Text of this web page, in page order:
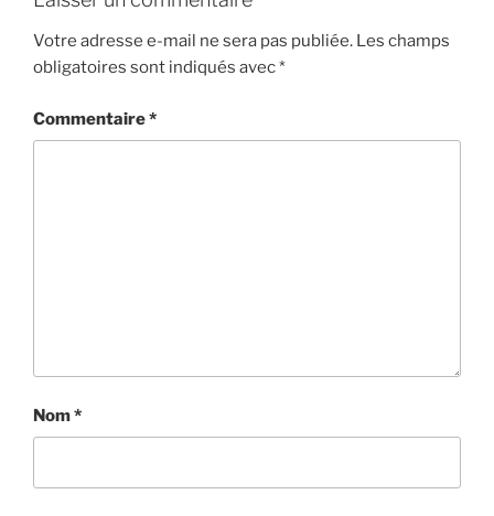
Votre adresse e-mail ne sera pas publiée. Les champs
obligatoires sont indiqués avec*
Commentaire*
Nom*